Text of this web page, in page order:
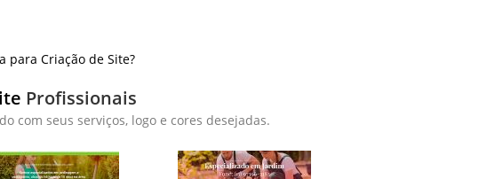
para Criação de Site?
Profissionais
com seus serviços, logo e cores desejadas.